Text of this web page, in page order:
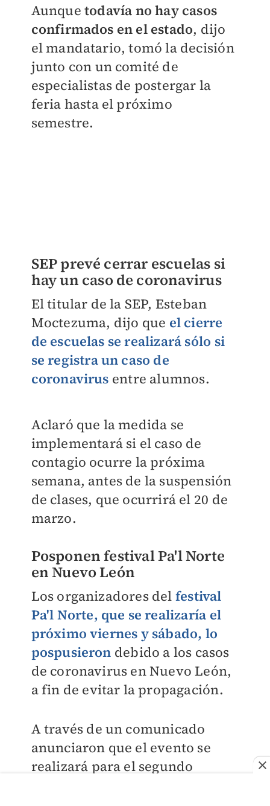
Aunque todavía no hay casos
confirmados en el estado, dijo
el mandatario, tomó la decisión
junto con un comité de
especialistas de postergar la
feria hasta el próximo
semestre.
SEP prevé cerrar escuelas si
hay un caso de coronavirus
El titular de la SEP, Esteban
Moctezuma, dijo que el cierre
de escuelas se realizará sólo si
se registra un caso de
coronavirus entre alumnos.
Aclaró que la medida se
implementará si el caso de
contagio ocurre la próxima
semana, antes de la suspensión
de clases, que ocurrirá el 20 de
marzo.
Posponen festival Pa'l Norte
en Nuevo León
Los organizadores del festival
Pa'l Norte, que se realizaría el
próximo viernes y sábado, lo
pospusieron debido a los casos
de coronavirus en Nuevo León,
a fin de evitar la propagación.
A través de un comunicado
anunciaron que el evento se
realizará para el segundo